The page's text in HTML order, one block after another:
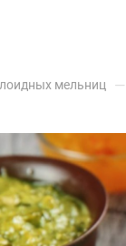
мельниц —